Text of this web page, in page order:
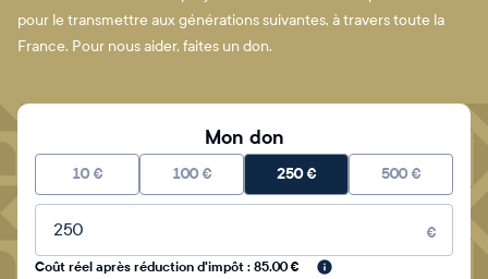
pour le transmettre aux générations suivantes, à travers toute la
France. Pour nous aider, faites un don.
Mon don
10 € 100 € 250€ 500 €
Montant libre
€
Coût réel après réduction d'impôt : 85.00 €